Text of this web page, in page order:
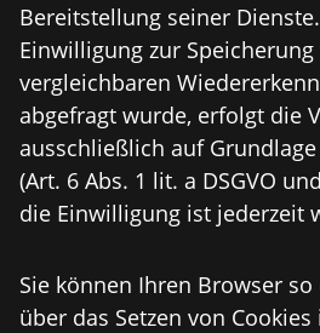
Bereitstellung seiner
Einwilligung zur
vergleichbaren
abgefragt wurde, erfolgt die
ausschließlich auf
(Art. 6 Abs. 1 lit. a DSGVO
die Einwilligung ist jederzeit
Sie können Ihren Browser
über das Setzen von